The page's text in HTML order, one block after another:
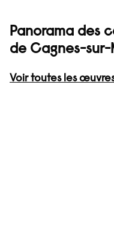
Panorama des
de Cagnes-sur-
Voir toutes les